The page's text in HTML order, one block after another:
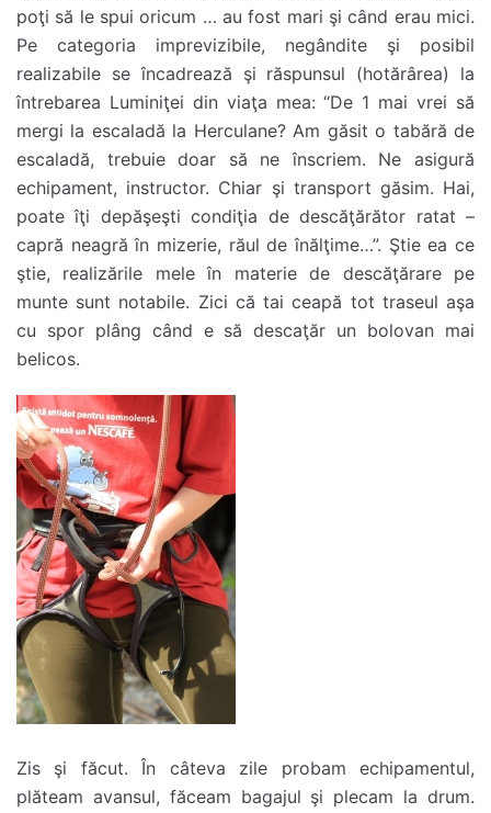
poţi să le spui oricum … au fost mari şi când erau mici.
Pe categoria imprevizibile, negândite şi posibil
realizabile se încadrează şi răspunsul (hotărârea) la
întrebarea Luminiţei din viaţa mea: “De 1 mai vrei să
mergi la escaladă la Herculane? Am găsit o tabără de
escaladă, trebuie doar să ne înscriem. Ne asigură
echipament, instructor. Chiar şi transport găsim. Hai,
poate îţi depăşeşti condiţia de descăţărător ratat –
capră neagră în mizerie, răul de înălţime…”. Ştie ea ce
ştie, realizările mele în materie de descăţărare pe
munte sunt notabile. Zici că tai ceapă tot traseul aşa
cu spor plâng când e să descaţăr un bolovan mai
belicos.
Zis şi făcut. În câteva zile probam echipamentul,
plăteam avansul, făceam bagajul şi plecam la drum.